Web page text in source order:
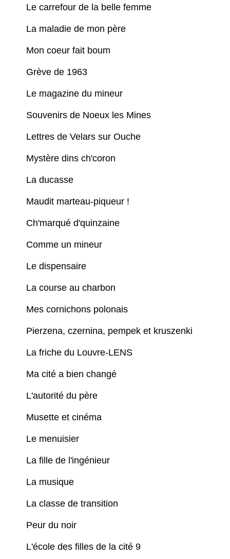
Le carrefour de la belle femme
La maladie de mon père
Mon coeur fait boum
Grève de 1963
Le magazine du mineur
Souvenirs de Noeux les Mines
Lettres de Velars sur Ouche
Mystère dins ch'coron
La ducasse
Maudit marteau-piqueur !
Ch'marqué d'quinzaine
Comme un mineur
Le dispensaire
La course au charbon
Mes cornichons polonais
Pierzena, czernina, pempek et kruszenki
La friche du Louvre-LENS
Ma cité a bien changé
L'autorité du père
Musette et cinéma
Le menuisier
La fille de l'ingénieur
La musique
La classe de transition
Peur du noir
L'école des filles de la cité 9